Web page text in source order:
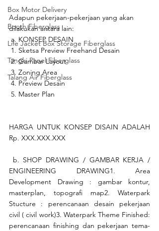
Box Motor Delivery
Booth Fiberglass
Life Jacket Box Storage Fiberglass
Tangki Panel Fiberglass
Talang Air Fiberglass
Adapun pekerjaan-pekerjaan yang akan
dilakukan antara lain:
a. KONSEP DESAIN
1. Sketsa Preview Freehand Desain
2. Gambar Layout
3. Zoning Area
4. Preview Desain
5. Master Plan
HARGA UNTUK KONSEP DISAIN ADALAH
Rp. XXX.XXX.XXX
ENGINEERING DRAWING1. Area
Development Drawing : gambar kontur,
masterplan, topografi map2. Waterpark
Stucture : perencanaan desain pekerjaan
civil ( civil work)3. Waterpark Theme Finished:
perencanaan finishing dan pekerjaan tema-